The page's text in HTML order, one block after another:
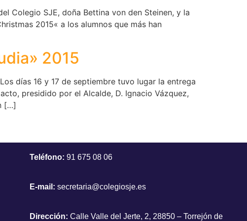
Colegio SJE, doña Bettina von den Steinen, y la
2015« a los alumnos que más han
2015
días 16 y 17 de septiembre tuvo lugar la entrega
presidido por el Alcalde, D. Ignacio Vázquez,
[…]
Teléfono: 91 675 08 06
E-mail: secretaria@colegiosje.es
Dirección: Calle Valle del Jerte, 2, 28850 – Torrejón de